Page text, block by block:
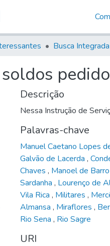
Busca Integrada
Descrição
Nessa Instrução de
Palavras-chave
Manuel Caetano Lopes
Galvão de Lacerda ,
Chaves , Manoel de
Sardanha , Lourenço de
Vila Rica , Militares ,
Almansa , Miraflores ,
Rio Sena , Rio Sagre
URI